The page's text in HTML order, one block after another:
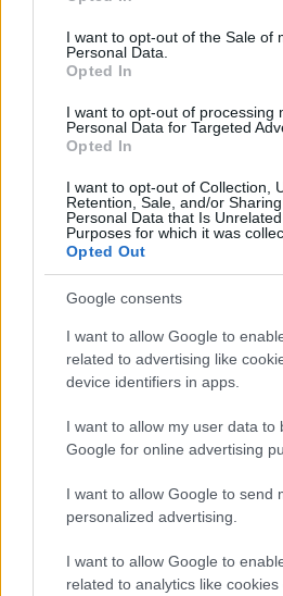
use your data for below specified
consent section.
I want to opt-out of the Sale of
Personal Data.
Opted In
I want to opt-out of processing
Personal Data for Targeted
Opted In
I want to opt-out of Collection,
Retention, Sale, and/or
Personal Data that Is
Purposes for which it was
Opted Out
Google consents
I want to allow Google to
related to advertising like
device identifiers in apps.
I want to allow my user data to
Google for online advertising
I want to allow Google to send
personalized advertising.
I want to allow Google to
related to analytics like
ΣΤΑΘΗΣ ΠΕΤΡΟΠΟΥΛΟΣ
ΤΡΙ, 21 ΟΚΤ 2025
Ποιος θέλει να αγοράσει
μετοχές της Bugatti